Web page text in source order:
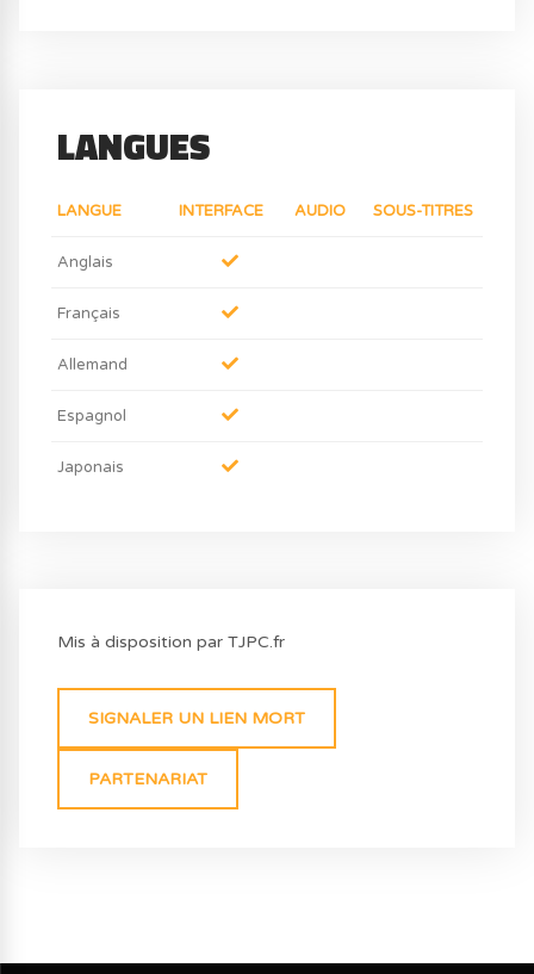
LANGUES
LANGUE INTERFACE AUDIO SOUS-TITRES
Anglais
Français
Allemand
Espagnol
Japonais
Mis à disposition par TJPC.fr
SIGNALER UN LIEN MORT
PARTENARIAT